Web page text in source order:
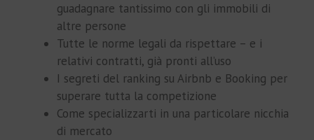
guadagnare tantissimo con gli immobili di
altre persone
Tutte le norme legali da rispettare – e i
relativi contratti, già pronti all’uso
I segreti del ranking su Airbnb e Booking per
superare tutta la competizione
Come specializzarti in una particolare nicchia
di mercato